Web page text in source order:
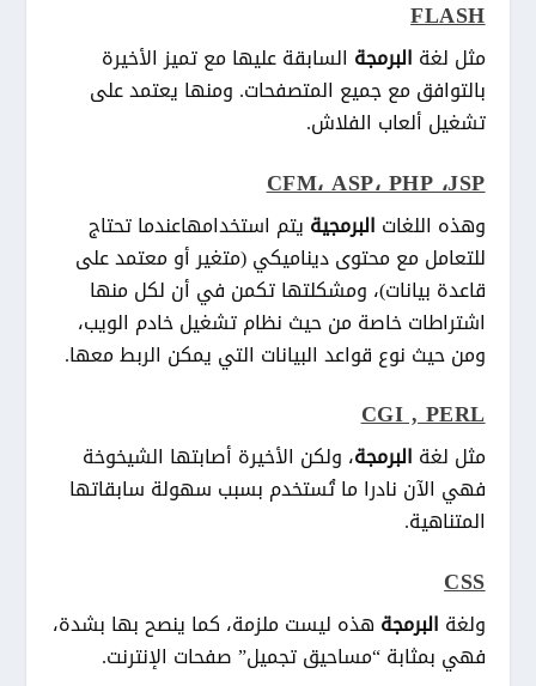
FLASH
مثل لغة البرمجة السابقة عليها مع تميز الأخيرة
بالتوافق مع جميع المتصفحات. ومنها يعتمد على
تشغيل ألعاب الفلاش.
CFM، ASP، PHP ،JSP
وهذه اللغات البرمجية يتم استخدامهاعندما تحتاج
للتعامل مع محتوى ديناميكي (متغير أو معتمد على
قاعدة بيانات)، ومشكلتها تكمن في أن لكل منها
اشتراطات خاصة من حيث نظام تشغيل خادم الويب،
ومن حيث نوع قواعد البيانات التي يمكن الربط معها.
CGI , PERL
مثل لغة البرمجة، ولكن الأخيرة أصابتها الشيخوخة
فهي الآن نادرا ما تُستخدم بسبب سهولة سابقاتها
المتناهية.
CSS
ولغة البرمجة هذه ليست ملزمة، كما ينصح بها بشدة،
فهي بمثابة “مساحيق تجميل” صفحات الإنترنت.